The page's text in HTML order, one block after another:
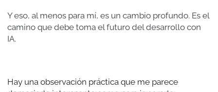
Y eso, al menos para mí, es un cambio profundo. Es el
camino que debe toma el futuro del desarrollo con
IA.
Hay una observación práctica que me parece